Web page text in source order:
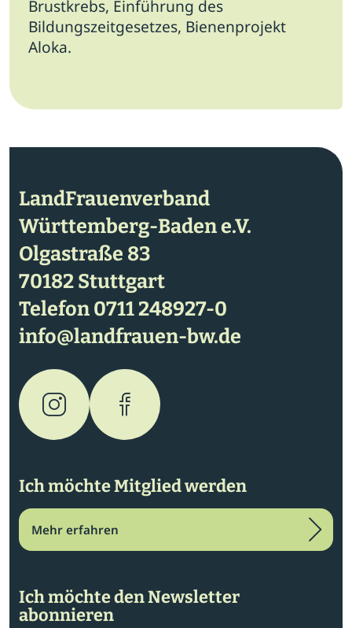
Brustkrebs, Einführung des
Bildungszeitgesetzes, Bienenprojekt
Aloka.
LandFrauenverband
Württemberg-Baden e.V.
Olgastraße 83
70182 Stuttgart
Telefon0711 248927-0
info@landfrauen-bw.de
Ich möchte Mitglied werden
Mehr erfahren
Ich möchte den Newsletter
abonnieren